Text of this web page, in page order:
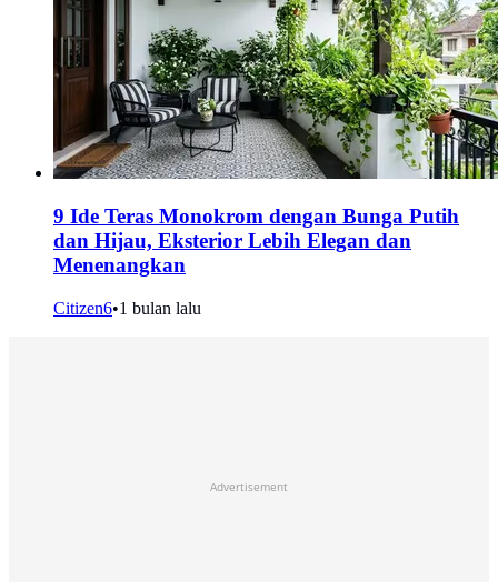
9 Ide Teras Monokrom dengan Bunga Putih
dan Hijau, Eksterior Lebih Elegan dan
Menenangkan
Citizen6•1 bulan lalu
Advertisement